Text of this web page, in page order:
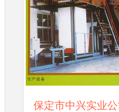
保定市中兴实业